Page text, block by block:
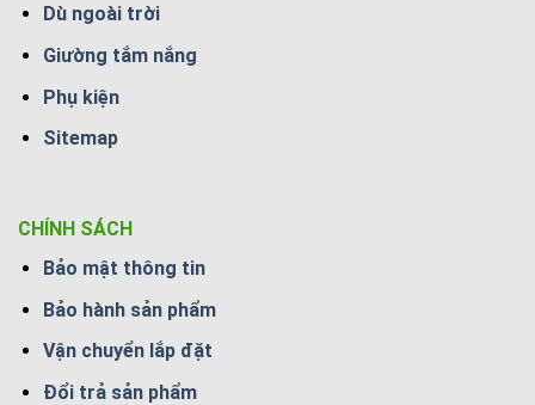
Dù ngoài trời
Giường tắm nắng
Phụ kiện
Sitemap
CHÍNH SÁCH
Bảo mật thông tin
Bảo hành sản phẩm
Vận chuyển lắp đặt
Đổi trả sản phẩm